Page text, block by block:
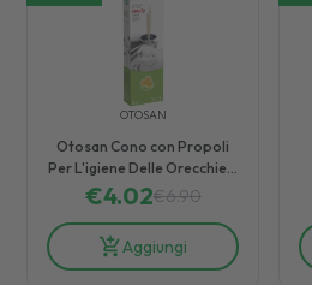
OTOSAN
Otosan Cono con Propoli
Per L'igiene Delle Orecchie 2
Pezzi
€4.02€6.90
Aggiungi